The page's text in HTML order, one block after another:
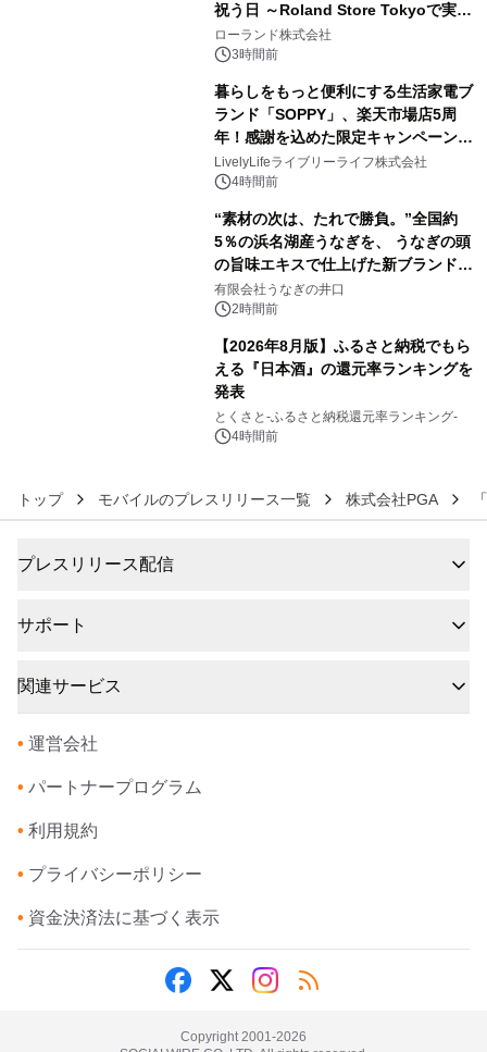
祝う日 ～Roland Store Tokyoで実機
を展示しての 記念キャンペーンを開
催 英国ラジオ「NTS」の 特別プログ
アーティストを フィーチャーしたアニ
メーションを公開～
ローランド株式会社
3時間前
暮らしをもっと便利にする生活家電ブ
ランド「SOPPY」、楽天市場店5周
年！感謝を込めた限定キャンペーンを
8月10日より開催
LivelyLifeライブリーライフ株式会社
4時間前
“素材の次は、たれで勝負。”全国約
5％の浜名湖産うなぎを、 うなぎの頭
の旨味エキスで仕上げた新ブランド
「井口の誉」誕生
有限会社うなぎの井口
2時間前
【2026年8月版】ふるさと納税でもら
える『日本酒』の還元率ランキングを
発表
とくさと-ふるさと納税還元率ランキング-
4時間前
トップ モバイルのプレスリリース一覧 株式会社PGA
プレスリリース配信
サポート
関連サービス
• 運営会社
• パートナープログラム
• 利用規約
• プライバシーポリシー
• 資金決済法に基づく表示
Copyright 2001-2026